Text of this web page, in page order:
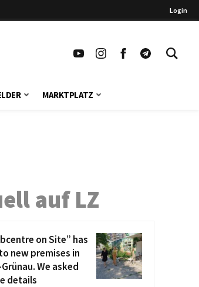
Login
MARKTPLATZ
auf LZ
on Site” has
new premises in
We asked
details